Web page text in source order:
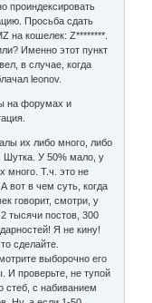
проиндексировать
Просьба сдать
на кошелек: Z********.
Именно этот пункт
в случае, когда
leonov.
на форумах и
их либо много, либо
Шутка. У 50% мало, у
много. Т.ч. это не
вот в чем суть, когда
говорит, смотри, у
тысячи постов, 300
Я не кину!
сделайте.
выборочно его
И проверьте, не тупой
стеб, с набиванием